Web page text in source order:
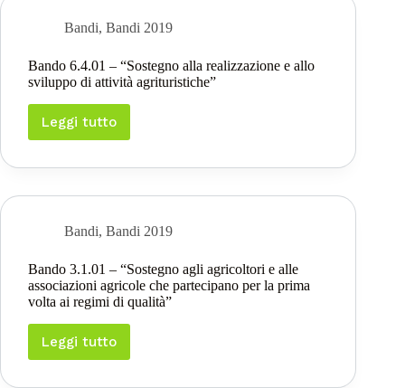
sviluppo
agricoli”
Bandi, Bandi 2019
Bando 6.4.01 – “Sostegno alla realizzazione e allo
sviluppo di attività agrituristiche”
Leggi tutto
Bando
6.4.01
alla
e
allo
di
attività
agrituristiche”
Bandi, Bandi 2019
Bando 3.1.01 – “Sostegno agli agricoltori e alle
associazioni agricole che partecipano per la prima
volta ai regimi di qualità”
Leggi tutto
Bando
3.1.01